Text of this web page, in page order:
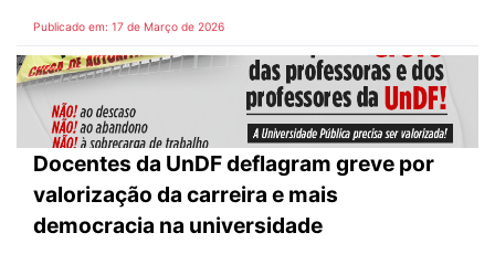
Publicado em: 17 de Março de 2026
Docentes da UnDF deflagram greve por
valorização da carreira e mais
democracia na universidade